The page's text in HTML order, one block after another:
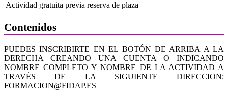
Actividad gratuita previa reserva de plaza
Contenidos
PUEDES INSCRIBIRTE EN EL BOTÓN DE ARRIBA A LA
DERECHA CREANDO UNA CUENTA O INDICANDO
NOMBRE COMPLETO Y NOMBRE DE LA ACTIVIDAD A
TRAVÉS DE LA SIGUIENTE DIRECCION:
FORMACION@FIDAP.ES